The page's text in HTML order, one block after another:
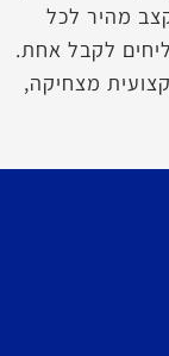
מהיר לכל
לקבל אחת.
מצחיקה,